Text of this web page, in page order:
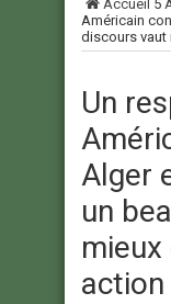
Accueil 5
Américain
discours vaut
Un
Alger
un
mieux
action